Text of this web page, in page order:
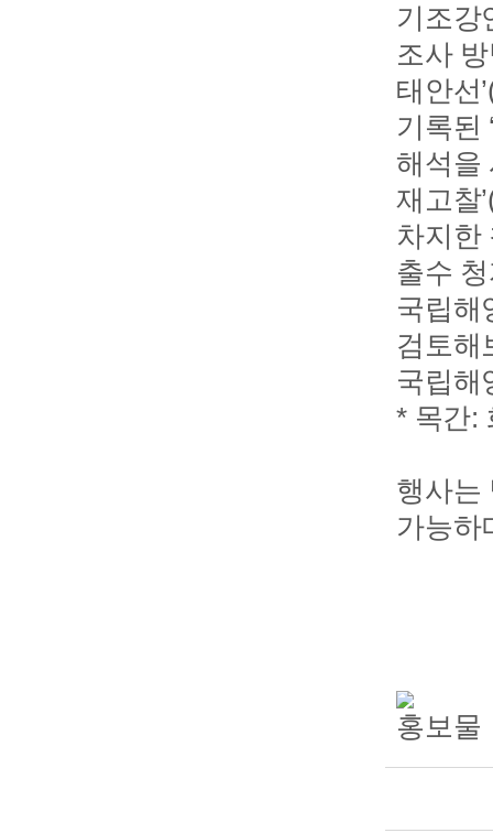
기조강
조사
태안선
기록된
해석을
재고찰
차지한
출수
국립해
검토해
국립해
* 목간:
행사는
가능하